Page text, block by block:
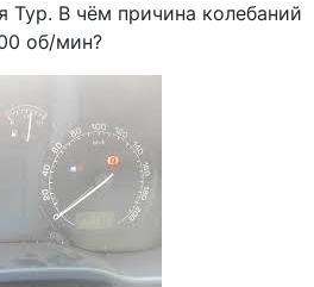
Тур. В чём причина колебаний
об/мин?